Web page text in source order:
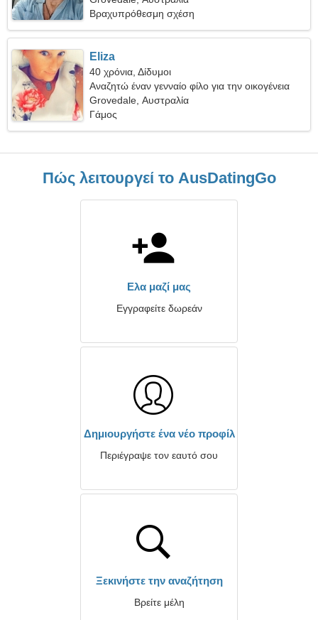
Βραχυπρόθεσμη σχέση
Eliza
40 χρόνια, Δίδυμοι
Αναζητώ έναν γενναίο φίλο για την οικογένεια
Grovedale, Αυστραλία
Γάμος
Πώς λειτουργεί το AusDatingGo
Ελα μαζί μας
Εγγραφείτε δωρεάν
Δημιουργήστε ένα νέο προφίλ
Περιέγραψε τον εαυτό σου
Ξεκινήστε την αναζήτηση
Βρείτε μέλη